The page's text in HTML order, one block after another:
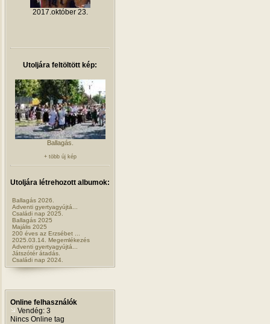
2017.október 23.
Utoljára feltöltött kép:
Ballagás.
+ több új kép
Utoljára létrehozott albumok:
Ballagás 2026.
Adventi gyertyagyújtá...
Családi nap 2025.
Ballagás 2025
Majális 2025
200 éves az Erzsébet ...
2025.03.14. Megemlékezés
Adventi gyertyagyújtá...
Játszótér átadás.
Családi nap 2024.
Online felhasználók
Vendég: 3
Nincs Online tag